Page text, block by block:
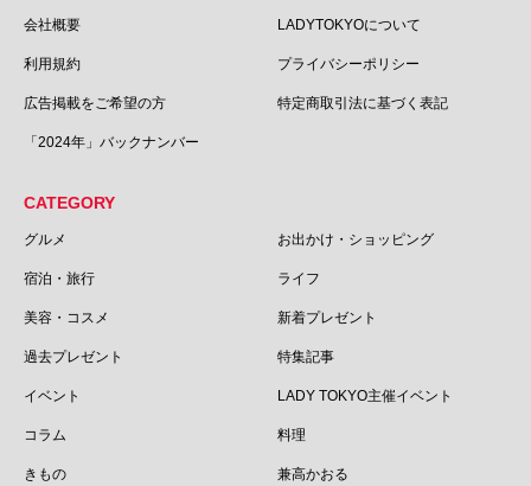
会社概要 LADYTOKYOについて
利用規約 プライバシーポリシー
広告掲載をご希望の方 特定商取引法に基づく表記
「2024年」バックナンバー
CATEGORY
グルメ お出かけ・ショッピング
宿泊・旅行 ライフ
美容・コスメ 新着プレゼント
過去プレゼント 特集記事
イベント LADY TOKYO主催イベント
コラム 料理
きもの 兼高かおる